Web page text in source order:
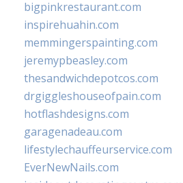
bigpinkrestaurant.com
inspirehuahin.com
memmingerspainting.com
jeremypbeasley.com
thesandwichdepotcos.com
drgiggleshouseofpain.com
hotflashdesigns.com
garagenadeau.com
lifestylechauffeurservice.com
EverNewNails.com